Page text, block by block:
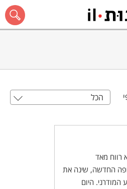
הכל
רווח מאד
החדשה, שינה את
המודרני. היום